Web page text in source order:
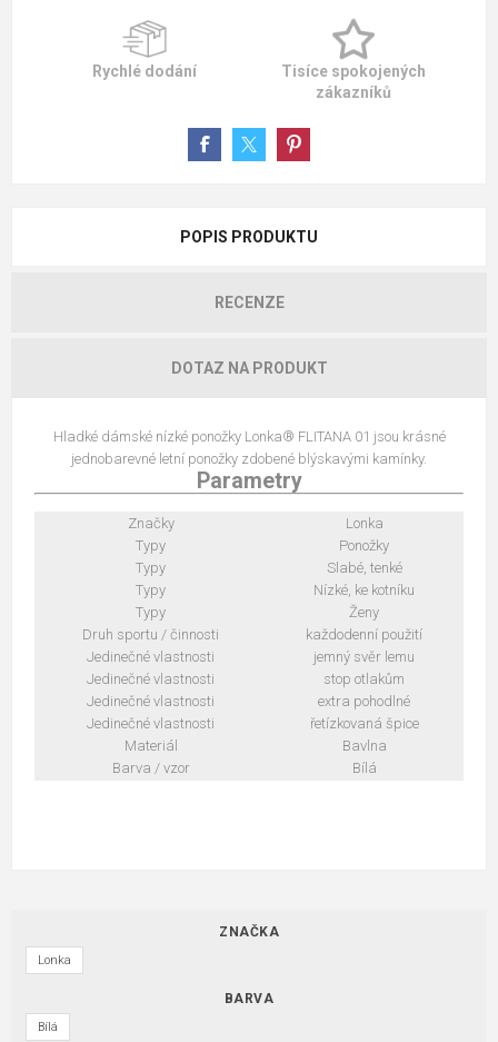
Rychlé dodání
Tisíce spokojených
zákazníků
POPIS PRODUKTU
RECENZE
DOTAZ NA PRODUKT
Hladké dámské nízké ponožky Lonka® FLITANA 01 jsou krásné
jednobarevné letní ponožky zdobené blýskavými kamínky.
Parametry
Značky
Lonka
Typy
Ponožky
Typy
Slabé, tenké
Typy
Nízké, ke kotníku
Typy
Ženy
Druh sportu / činnosti
každodenní použití
Jedinečné vlastnosti
jemný svěr lemu
Jedinečné vlastnosti
stop otlakům
Jedinečné vlastnosti
extra pohodlné
Jedinečné vlastnosti
řetízkovaná špice
Materiál
Bavlna
Barva / vzor
Bílá
ZNAČKA
Lonka
BARVA
Bílá